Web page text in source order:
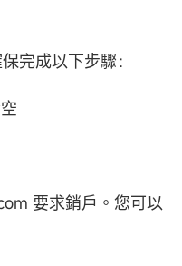
完成以下步驟：
要求銷戶。您可以